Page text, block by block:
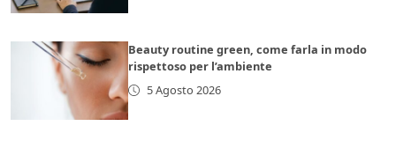
Beauty routine green, come farla in modo
rispettoso per l’ambiente
5 Agosto 2026